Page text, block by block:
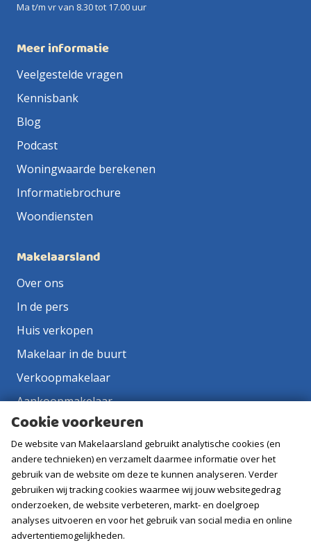
Ma t/m vr van 8.30 tot 17.00 uur
Meer informatie
Veelgestelde vragen
Kennisbank
Blog
Podcast
Woningwaarde berekenen
Informatiebrochure
Woondiensten
Makelaarsland
Over ons
In de pers
Huis verkopen
Makelaar in de buurt
Verkoopmakelaar
Aankoopmakelaar
Contact
Vacatures
Volg ons
Cookie voorkeuren
De website van Makelaarsland gebruikt analytische cookies (en
andere technieken) en verzamelt daarmee informatie over het
gebruik van de website om deze te kunnen analyseren. Verder
gebruiken wij tracking cookies waarmee wij jouw websitegedrag
onderzoeken, de website verbeteren, markt- en doelgroep
analyses uitvoeren en voor het gebruik van social media en online
advertentiemogelijkheden.